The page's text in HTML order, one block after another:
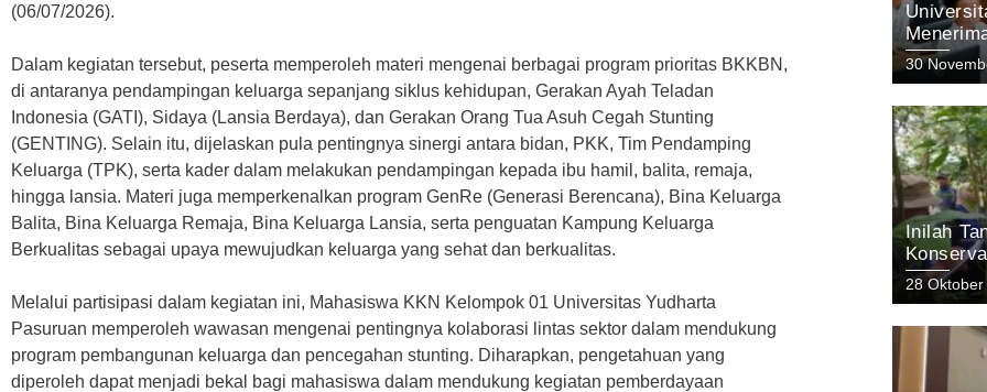
(06/07/2026).
Dalam kegiatan tersebut, peserta memperoleh materi mengenai berbagai program prioritas BKKBN,
di antaranya pendampingan keluarga sepanjang siklus kehidupan, Gerakan Ayah Teladan
Indonesia (GATI), Sidaya (Lansia Berdaya), dan Gerakan Orang Tua Asuh Cegah Stunting
(GENTING). Selain itu, dijelaskan pula pentingnya sinergi antara bidan, PKK, Tim Pendamping
Keluarga (TPK), serta kader dalam melakukan pendampingan kepada ibu hamil, balita, remaja,
hingga lansia. Materi juga memperkenalkan program GenRe (Generasi Berencana), Bina Keluarga
Balita, Bina Keluarga Remaja, Bina Keluarga Lansia, serta penguatan Kampung Keluarga
Berkualitas sebagai upaya mewujudkan keluarga yang sehat dan berkualitas.
Melalui partisipasi dalam kegiatan ini, Mahasiswa KKN Kelompok 01 Universitas Yudharta
Pasuruan memperoleh wawasan mengenai pentingnya kolaborasi lintas sektor dalam mendukung
program pembangunan keluarga dan pencegahan stunting. Diharapkan, pengetahuan yang
diperoleh dapat menjadi bekal bagi mahasiswa dalam mendukung kegiatan pemberdayaan
dengan
30
Inilah
Arjuno
28